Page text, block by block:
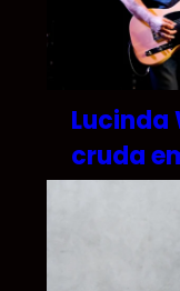
Lucinda
cruda